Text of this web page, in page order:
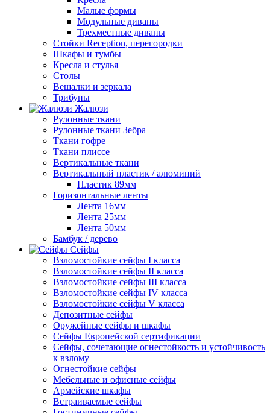
Малые формы
Модульные диваны
Трехместные диваны
Стойки Reception, перегородки
Шкафы и тумбы
Кресла и стулья
Столы
Вешалки и зеркала
Трибуны
Жалюзи
Рулонные ткани
Рулонные ткани Зебра
Ткани гофре
Ткани плиссе
Вертикальные ткани
Вертикальный пластик / алюминий
Пластик 89мм
Горизонтальные ленты
Лента 16мм
Лента 25мм
Лента 50мм
Бамбук / дерево
Сейфы
Взломостойкие сейфы I класса
Взломостойкие сейфы II класса
Взломостойкие сейфы III класса
Взломостойкие сейфы IV класса
Взломостойкие сейфы V класса
Депозитные сейфы
Оружейные сейфы и шкафы
Сейфы Европейской сертификации
Сейфы, сочетающие огнестойкость и устойчивость
к взлому
Огнестойкие сейфы
Мебельные и офисные сейфы
Армейские шкафы
Встраиваемые сейфы